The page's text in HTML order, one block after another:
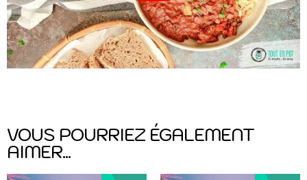
VOUS POURRIEZ ÉGALEMENT
AIMER...